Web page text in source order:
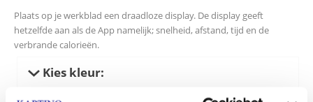
Plaats op je werkblad een draadloze display. De display geeft
hetzelfde aan als de App namelijk; snelheid, afstand, tijd en de
verbrande calorieën.
Kies kleur: